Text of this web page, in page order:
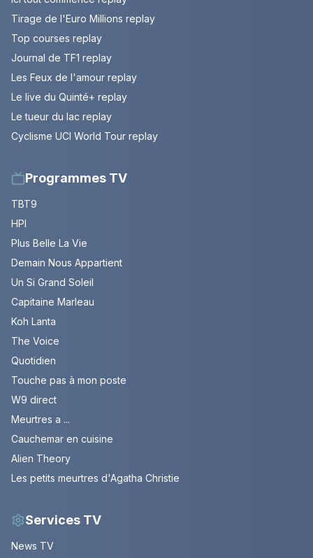
Tirage de l'Euro Millions replay
Top courses replay
Journal de TF1 replay
Les Feux de l'amour replay
Le live du Quinté+ replay
Le tueur du lac replay
Cyclisme UCI World Tour replay
Programmes TV
TBT9
HPI
Plus Belle La Vie
Demain Nous Appartient
Un Si Grand Soleil
Capitaine Marleau
Koh Lanta
The Voice
Quotidien
Touche pas à mon poste
W9 direct
Meurtres a ...
Cauchemar en cuisine
Alien Theory
Les petits meurtres d'Agatha Christie
Services TV
News TV